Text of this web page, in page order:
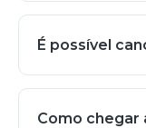
É possível
Como chegar